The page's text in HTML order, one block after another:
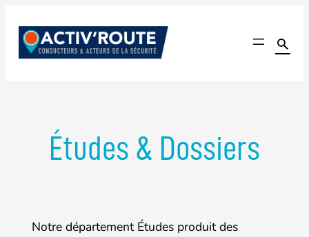
contenu

Le seul site communautaire dédié à l'amélioration
Études & Dossiers
Notre département Études produit des